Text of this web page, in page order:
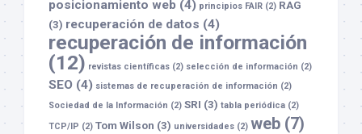
posicionamiento web (4) principios FAIR (2) RAG
(3) recuperación de datos (4)
recuperación de información
(12) revistas científicas (2) selección de información (2)
SEO (4) sistemas de recuperación de información (2)
Sociedad de la Información (2) SRI (3) tabla periódica (2)
TCP/IP (2) Tom Wilson (3) universidades (2) web (7)